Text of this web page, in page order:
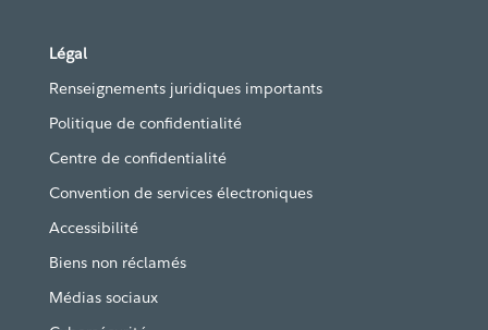
Légal
Renseignements juridiques importants
Politique de confidentialité
Centre de confidentialité
Convention de services électroniques
Accessibilité
Biens non réclamés
Médias sociaux